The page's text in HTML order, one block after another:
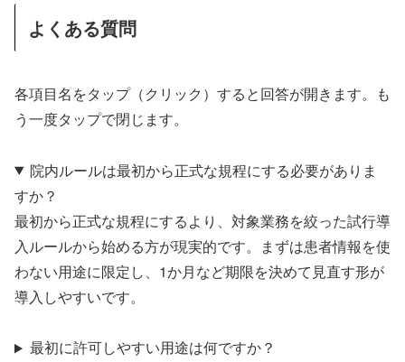
よくある質問
各項目名をタップ（クリック）すると回答が開きます。も
う一度タップで閉じます。
院内ルールは最初から正式な規程にする必要がありま
すか？
最初から正式な規程にするより、対象業務を絞った試行導
入ルールから始める方が現実的です。まずは患者情報を使
わない用途に限定し、1か月など期限を決めて見直す形が
導入しやすいです。
最初に許可しやすい用途は何ですか？